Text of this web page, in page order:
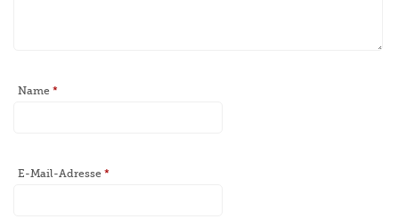
Name*
E-Mail-Adresse*